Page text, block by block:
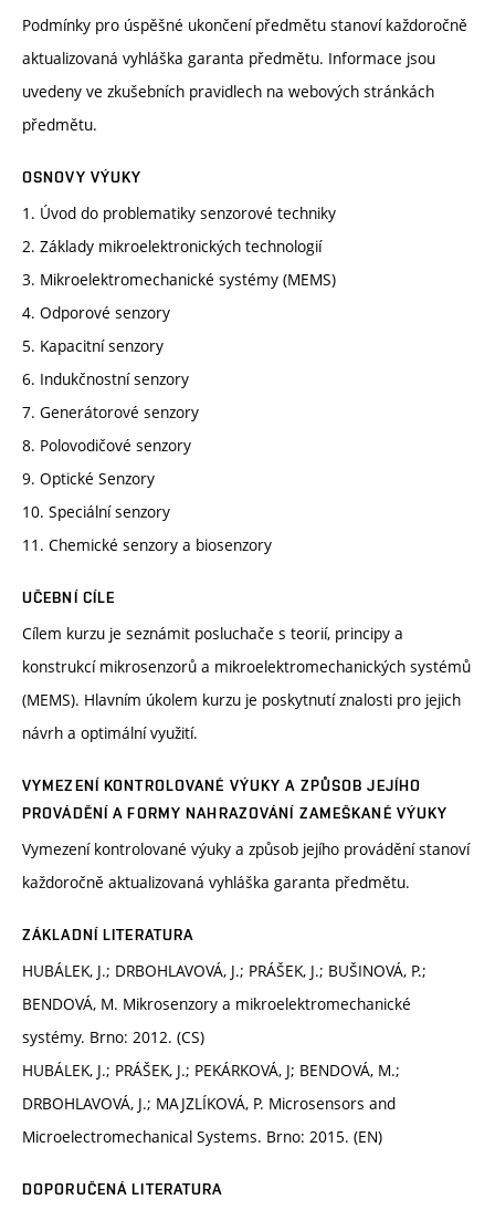
Podmínky pro úspěšné ukončení předmětu stanoví každoročně
aktualizovaná vyhláška garanta předmětu. Informace jsou
uvedeny ve zkušebních pravidlech na webových stránkách
předmětu.
OSNOVY VÝUKY
1. Úvod do problematiky senzorové techniky
2. Základy mikroelektronických technologií
3. Mikroelektromechanické systémy (MEMS)
4. Odporové senzory
5. Kapacitní senzory
6. Indukčnostní senzory
7. Generátorové senzory
8. Polovodičové senzory
9. Optické Senzory
10. Speciální senzory
11. Chemické senzory a biosenzory
UČEBNÍ CÍLE
Cílem kurzu je seznámit posluchače s teorií, principy a
konstrukcí mikrosenzorů a mikroelektromechanických systémů
(MEMS). Hlavním úkolem kurzu je poskytnutí znalosti pro jejich
návrh a optimální využití.
VYMEZENÍ KONTROLOVANÉ VÝUKY A ZPŮSOB JEJÍHO
PROVÁDĚNÍ A FORMY NAHRAZOVÁNÍ ZAMEŠKANÉ VÝUKY
Vymezení kontrolované výuky a způsob jejího provádění stanoví
každoročně aktualizovaná vyhláška garanta předmětu.
ZÁKLADNÍ LITERATURA
HUBÁLEK, J.; DRBOHLAVOVÁ, J.; PRÁŠEK, J.; BUŠINOVÁ, P.;
BENDOVÁ, M. Mikrosenzory a mikroelektromechanické
systémy. Brno: 2012. (CS)
HUBÁLEK, J.; PRÁŠEK, J.; PEKÁRKOVÁ, J; BENDOVÁ, M.;
DRBOHLAVOVÁ, J.; MAJZLÍKOVÁ, P. Microsensors and
Microelectromechanical Systems. Brno: 2015. (EN)
DOPORUČENÁ LITERATURA